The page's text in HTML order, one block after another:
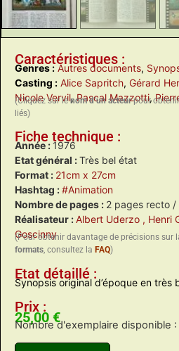
Caractéristiques :
Genres : Autres documents,
Casting : Alice Sapritch, Gérard
Nicole Vervil,Pascal Mazzotti,
(Cliquez sur lenom d’un acteurpour
liés)
Fiche technique :
Année : 1976
Etat général :Très bel état
Format : 21cm x 27cm
Hashtag :#Animation
Nombre de pages : 2 pages recto
Réalisateur :Albert Uderzo , Henri
Goscinny
(Pour obtenir davantage de précisions sur
formats, consultez la FAQ)
Etat détaillé :
Synopsis original d’époque en très
Prix :
25,00 €
Nombre d'exemplaire disponible :